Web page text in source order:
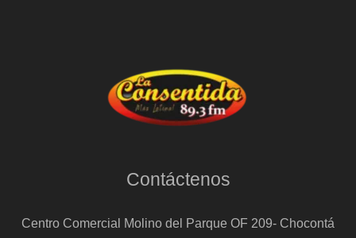
Contáctenos
Centro Comercial Molino del Parque OF 209- Chocontá